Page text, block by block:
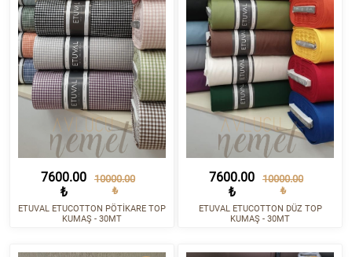
7600.00
₺
10000.00
₺
ETUVAL ETUCOTTON PÖTİKARE TOP
KUMAŞ - 30MT
7600.00
₺
10000.00
₺
ETUVAL ETUCOTTON DÜZ TOP
KUMAŞ - 30MT